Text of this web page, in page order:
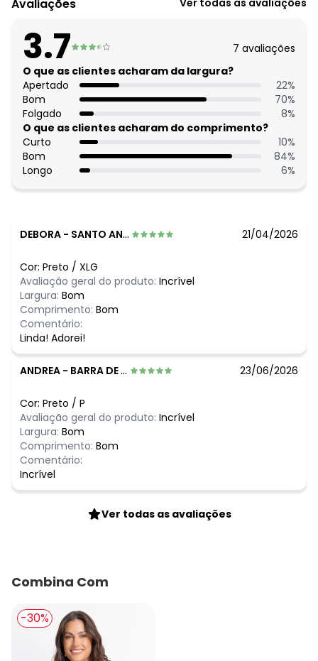
Modelo: Bomber
Comprimento: Clássico
Decote frente: Com gola
Fechamento: Em zíper
Tecido: Ribana canelada 230g 49% algodão, 48% poliéster,
3% elastano ribana canelada 2x1
Uso trabalho: Sim
Avaliações Ver todas as avaliações
3.7 7 avaliações
O que as clientes acharam da largura?
Apertado
22%
Bom
70%
Folgado
8%
O que as clientes acharam do comprimento?
Curto
10%
Bom
84%
Longo
6%
DEBORA - SANTO ANDRE - SP 21/04/2026
Cor: Preto / XLG
Avaliação geral do produto: Incrível
Largura: Bom
Comprimento: Bom
Comentário:
Linda! Adorei!
ANDREA - BARRA DE SAO JOAO CASIMIR - RJ 23/06/2026
Cor: Preto / P
Avaliação geral do produto: Incrível
Largura: Bom
Comprimento: Bom
Comentário:
Incrível
Ver todas as avaliações
Combina Com
-30%